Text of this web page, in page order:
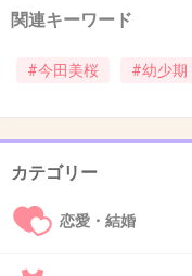
出典：up.gc-img.net
モンチッチみたい、か
関連キーワード
#今田美桜 #幼少期
カテゴリー
恋愛・結婚